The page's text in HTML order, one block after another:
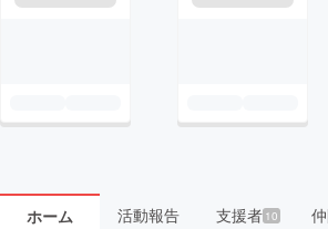
ホーム 活動報告 支援者 10